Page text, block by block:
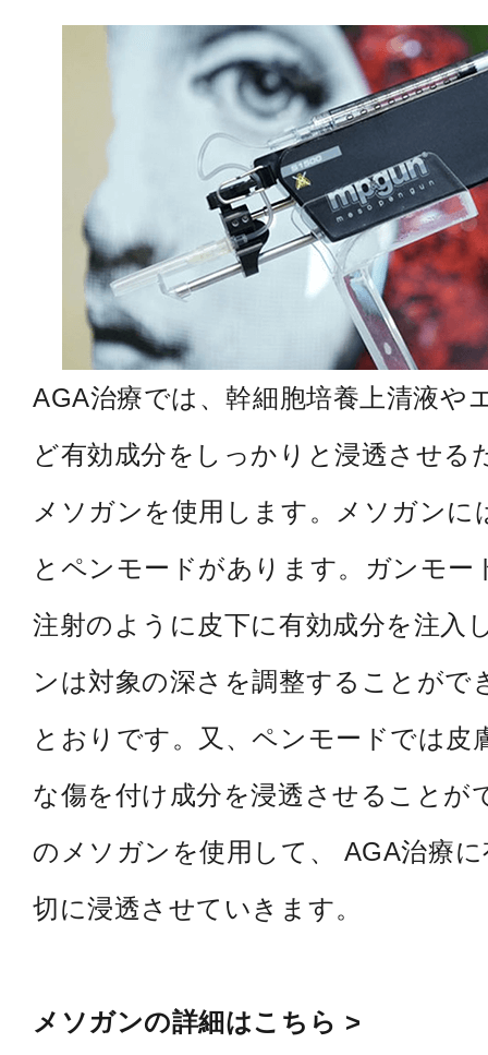
AGA治療では、幹細胞培養上清液や
ど有効成分をしっかりと浸透させる
メソガンを使用します。メソガンに
とペンモードがあります。ガンモー
注射のように皮下に有効成分を注入
ンは対象の深さを調整することがで
とおりです。又、ペンモードでは皮
な傷を付け成分を浸透させることが
のメソガンを使用して、 AGA治療
切に浸透させていきます。
メソガンの詳細はこちら >